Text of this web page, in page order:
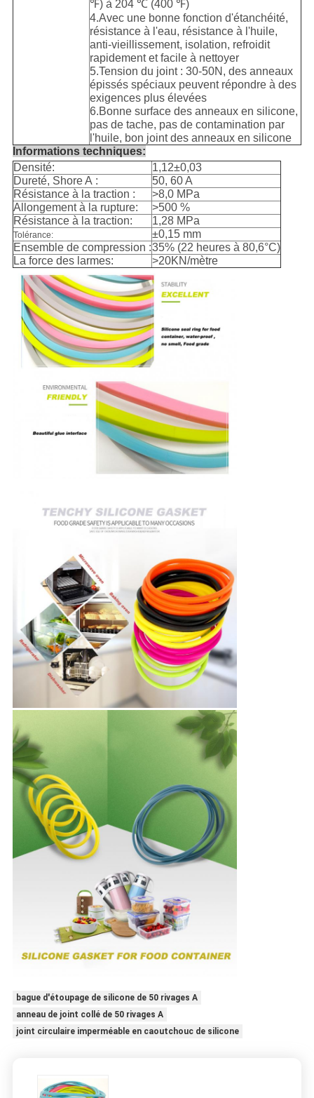
℉) à 204 ℃ (400 ℉)
4.Avec une bonne fonction d'étanchéité,
résistance à l'eau, résistance à l'huile,
anti-vieillissement, isolation, refroidit
rapidement et facile à nettoyer
5.Tension du joint : 30-50N, des anneaux
épissés spéciaux peuvent répondre à des
exigences plus élevées
6.Bonne surface des anneaux en silicone,
pas de tache, pas de contamination par
l'huile, bon joint des anneaux en silicone
Informations techniques:
Densité:
1,12±0,03
Dureté, Shore A :
50, 60 A
Résistance à la traction :
>8,0 MPa
Allongement à la rupture:
>500 %
Résistance à la traction:
1,28 MPa
Tolérance:
±0,15 mm
Ensemble de compression :35% (22 heures à 80,6°C)
La force des larmes:
>20KN/mètre
bague d'étoupage de silicone de 50 rivages A
anneau de joint collé de 50 rivages A
joint circulaire imperméable en caoutchouc de silicone